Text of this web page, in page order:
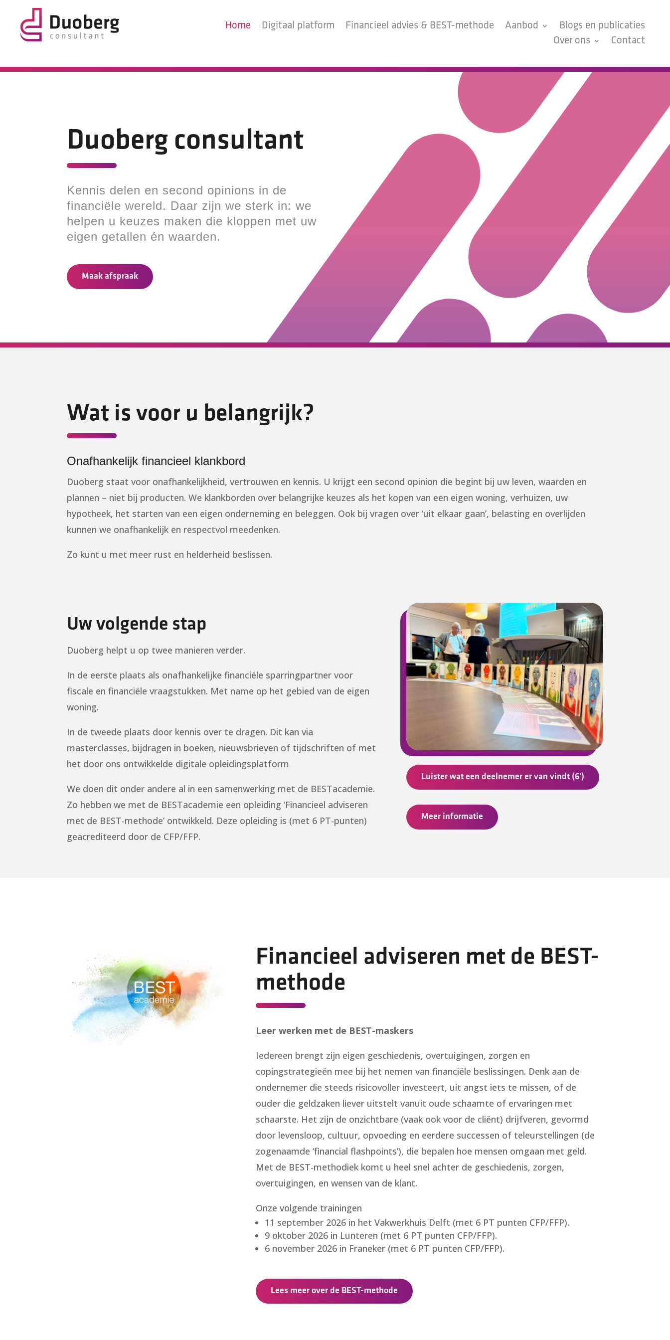
Home Digitaal platform Financieel advies & BEST-methode Aanbod
Blogs en publicaties
Over ons
Contact
Duoberg consultant
Kennis delen en second opinions in de
financiële wereld. Daar zijn we sterk in: we
helpen u keuzes maken die kloppen met uw
eigen getallen én waarden.
Maak afspraak
Wat is voor u belangrijk?
Onafhankelijk financieel klankbord
Duoberg staat voor onafhankelijkheid, vertrouwen en kennis. U krijgt een second opinion die begint bij uw leven, waarden en
plannen – niet bij producten. We klankborden over belangrijke keuzes als het kopen van een eigen woning, verhuizen, uw
hypotheek, het starten van een eigen onderneming en beleggen. Ook bij vragen over ‘uit elkaar gaan’, belasting en overlijden
kunnen we onafhankelijk en respectvol meedenken.
Zo kunt u met meer rust en helderheid beslissen.
Uw volgende stap
Duoberg helpt u op twee manieren verder.
In de eerste plaats als onafhankelijke financiële sparringpartner voor
fiscale en financiële vraagstukken. Met name op het gebied van de eigen
woning.
In de tweede plaats door kennis over te dragen. Dit kan via
masterclasses, bijdragen in boeken, nieuwsbrieven of tijdschriften of met
het door ons ontwikkelde digitale opleidingsplatform
We doen dit onder andere al in een samenwerking met de BESTacademie.
Zo hebben we met de BESTacademie een opleiding ‘Financieel adviseren
met de BEST-methode’ ontwikkeld. Deze opleiding is (met 6 PT-punten)
geacrediteerd door de CFP/FFP.
Luister wat een deelnemer er van vindt (6')
Meer informatie
Financieel adviseren met de BEST-
methode
Leer werken met de BEST-maskers
Iedereen brengt zijn eigen geschiedenis, overtuigingen, zorgen en
copingstrategieën mee bij het nemen van financiële beslissingen. Denk aan de
ondernemer die steeds risicovoller investeert, uit angst iets te missen, of de
ouder die geldzaken liever uitstelt vanuit oude schaamte of ervaringen met
schaarste. Het zijn de onzichtbare (vaak ook voor de cliënt) drijfveren, gevormd
door levensloop, cultuur, opvoeding en eerdere successen of teleurstellingen (de
zogenaamde ‘financial flashpoints’), die bepalen hoe mensen omgaan met geld.
Met de BEST-methodiek komt u heel snel achter de geschiedenis, zorgen,
overtuigingen, en wensen van de klant.
Onze volgende trainingen
11 september 2026 in het Vakwerkhuis Delft (met 6 PT punten CFP/FFP).
9 oktober 2026 in Lunteren (met 6 PT punten CFP/FFP).
6 november 2026 in Franeker (met 6 PT punten CFP/FFP).
Lees meer over de BEST-methode